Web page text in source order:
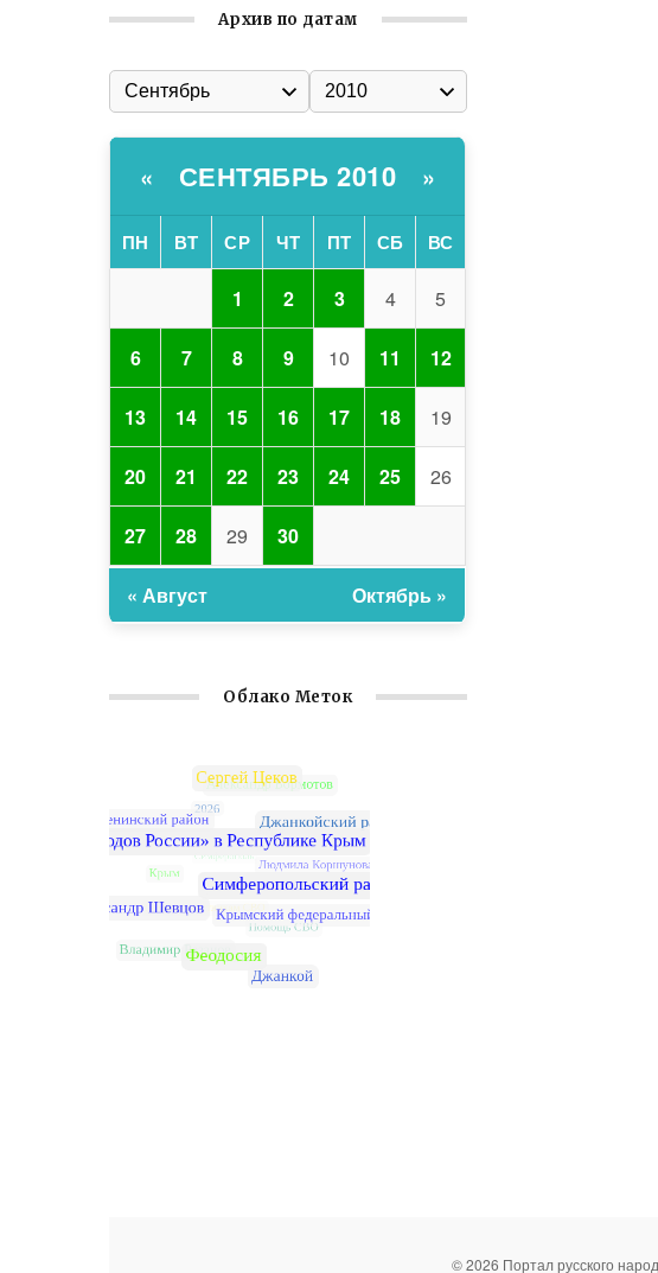
Архив по датам
« СЕНТЯБРЬ 2010 »
ПН ВТ СР ЧТ ПТ СБ ВС
1 2 3 4 5
6 7 8 9 10 11 12
13 14 15 16 17 18 19
20 21 22 23 24 25 26
27 28 29 30
« Август Октябрь »
Облако Меток
© 2026 Портал русского